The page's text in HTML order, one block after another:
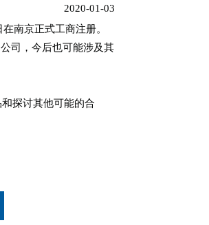
2020-01-03
南京正式工商注册。
司，今后也可能涉及其
探讨其他可能的合